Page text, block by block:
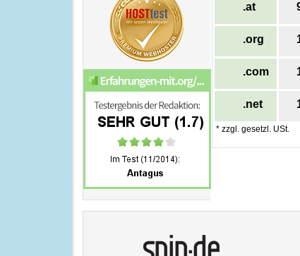
.at
.org
.com
.net
* zzgl. gesetzl. USt.